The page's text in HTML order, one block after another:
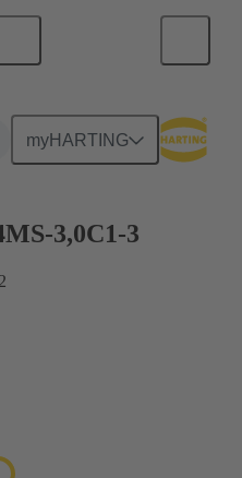
myHARTING
dceřiné kartě
3,0C1-3